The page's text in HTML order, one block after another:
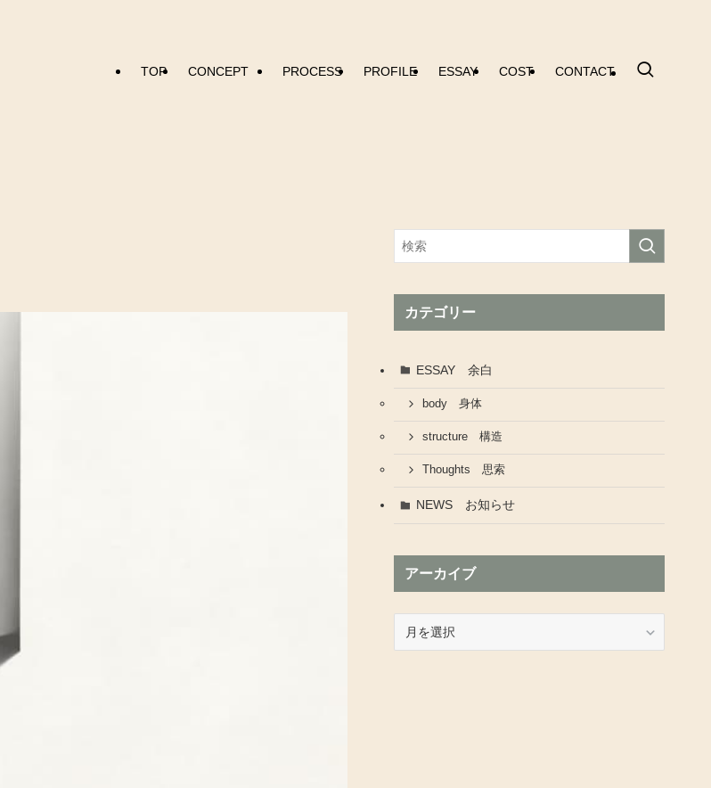
TOP CONCEPT PROCESS PROFILE ESSAY COST CONTACT
カテゴリー
ESSAY 余白
body 身体
structure 構造
Thoughts 思索
NEWS お知らせ
アーカイブ